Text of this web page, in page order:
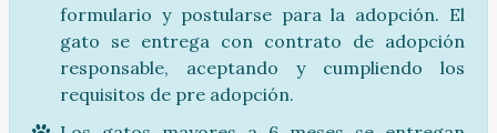
formulario y postularse para la adopción. El
gato se entrega con contrato de adopción
responsable, aceptando y cumpliendo los
requisitos de pre adopción.